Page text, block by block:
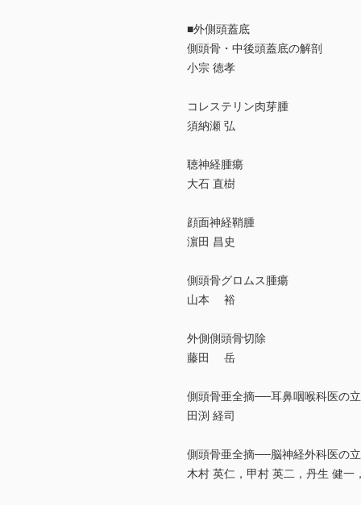
■外側頭蓋底
側頭骨・中後頭蓋底の解剖
小宗 徳孝
コレステリン肉芽腫
須納瀬 弘
聴神経腫瘍
大石 直樹
顔面神経鞘腫
濵田 昌史
側頭骨グロムス腫瘍
山本 裕
外側側頭骨切除
藤田 岳
側頭骨亜全摘──耳鼻咽喉科医の
田渕 経司
側頭骨亜全摘──脳神経外科医の
木村 英仁，甲村 英二，丹生 健一